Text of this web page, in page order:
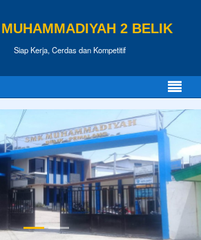
2 BELIK
Siap Kerja, Cerdas dan Kompetitif